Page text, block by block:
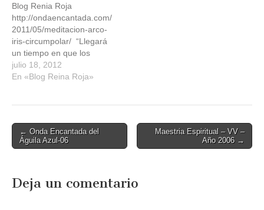
Blog Renia Roja
http://ondaencantada.com/
2011/05/meditacion-arco-
iris-circumpolar/ “Llegará
un tiempo en que los
pájaros caerán de los
árboles, los ríos estarán
guerreros del arco iris
aparecerán y salvarán el
mundo”.
—Leyenda de los Indios
julio 18, 2012
En «Blog Reina Roja»
Post
navigation
← Onda Encantada del
Águila Azul-06
Maestria Espiritual – VV –
Año 2006 →
Deja un comentario